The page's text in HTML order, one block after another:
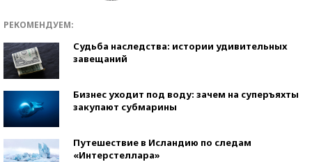
РЕКОМЕНДУЕМ:
Судьба наследства: истории удивительных
завещаний
Бизнес уходит под воду: зачем на суперъяхты
закупают субмарины
Путешествие в Исландию по следам
«Интерстеллара»